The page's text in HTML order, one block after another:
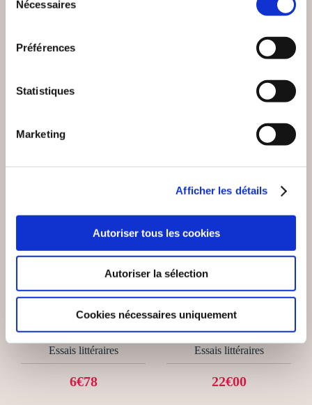
Nécessaires
Préférences
Statistiques
Marketing
Afficher les détails
Autoriser tous les cookies
Autoriser la sélection
Cookies nécessaires uniquement
(0 avis)
L'OUVERTURE DES
POSSIBLES
Essais littéraires
6€78
(0 avis)
HOMME EN FUITE
Essais littéraires
22€00